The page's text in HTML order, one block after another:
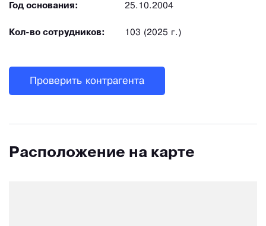
Год основания: 25.10.2004
Кол-во сотрудников: 103 (2025 г.)
Проверить контрагента
Расположение на карте